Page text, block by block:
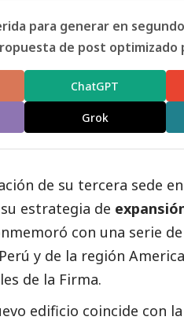
para generar en
de post optimizado
ChatGPT
Grok
de su tercera sede
estrategia de
con una serie
y de la región
de la Firma.
edificio coincide con